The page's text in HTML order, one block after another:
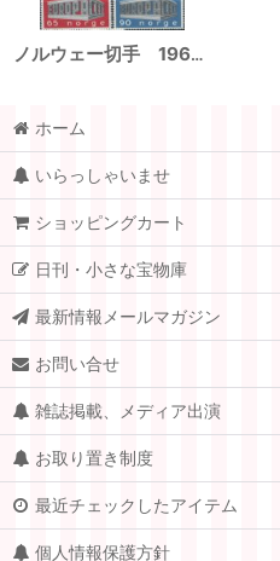
ノルウェー切手 1969年 欧州郵便電気通信主管庁会議 (C.E.P.T.) 2種
ホーム
いらっしゃいませ
ショッピングカート
日刊・小さな宝物庫
最新情報メールマガジン
お問い合せ
雑誌掲載、メディア出演
お取り置き制度
最近チェックしたアイテム
個人情報保護方針